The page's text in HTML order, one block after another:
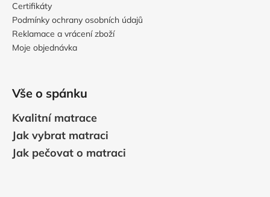
Certifikáty
Podmínky ochrany osobních údajů
Reklamace a vrácení zboží
Moje objednávka
Vše o spánku
Kvalitní matrace
Jak vybrat matraci
Jak pečovat o matraci